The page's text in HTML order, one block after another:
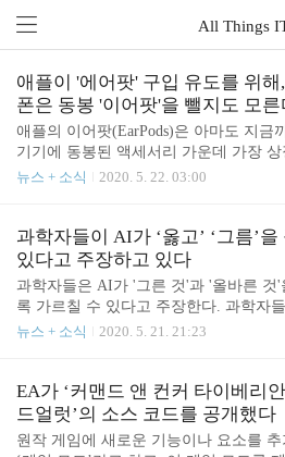
All Things
애플이 '에어팟' 구입 유도를 위해
폰은 동봉 '이어팟'을 뺄지도 모른
애플의 이어팟(EarPods)은 아마도 지금
기기에 동봉된 액세서리 가운데 가장
서리일 것이다. 몇 차례에 걸쳐 변화가
리 지위를 누려왔으며, 아이폰의 등장으
를 끌었다. 안타까운 일이지만 이러한 이
단종 위기에 직면할지도 모른다. 애플
밍치궈(나인 투 파이브 맥)에 따르면 아
e 12)부터는 이어팟을 기본 구성품에서
다. 물론, 이는 그리 놀랄 만한 일은 아니
트닝 포트를 통해 연결되는 이어팟을
지만 에어팟(AirPods)..
뉴스 + 소식 2020. 5. 22. 03:00
과학자들이 AI가 ‘옳고’ ‘그름’
있다고 주장하고 있다
과학자들은 AI가 '그른 것'과 '올바른 것'
록 가르칠 수 있다고 주장한다. 과학자
옳고 그른 경우의 사례를 추출하도록 훈
모여 연구 중인 과학자와 연구원들은 다
장 사이의 연관성을 배울 수 있도록 인
게 책, 뉴스, 종교 문학 데이터를 입력했
으로 AI를 교육한 후, 과학자들은 AI가
뉴스 + 소식 2020. 5. 21. 21:23
EA가 ‘커맨드 앤 컨커 타이베리안
드얼럿’의 소스 코드를 공개했다
원작 게임에 새로운 기능이나 요소를